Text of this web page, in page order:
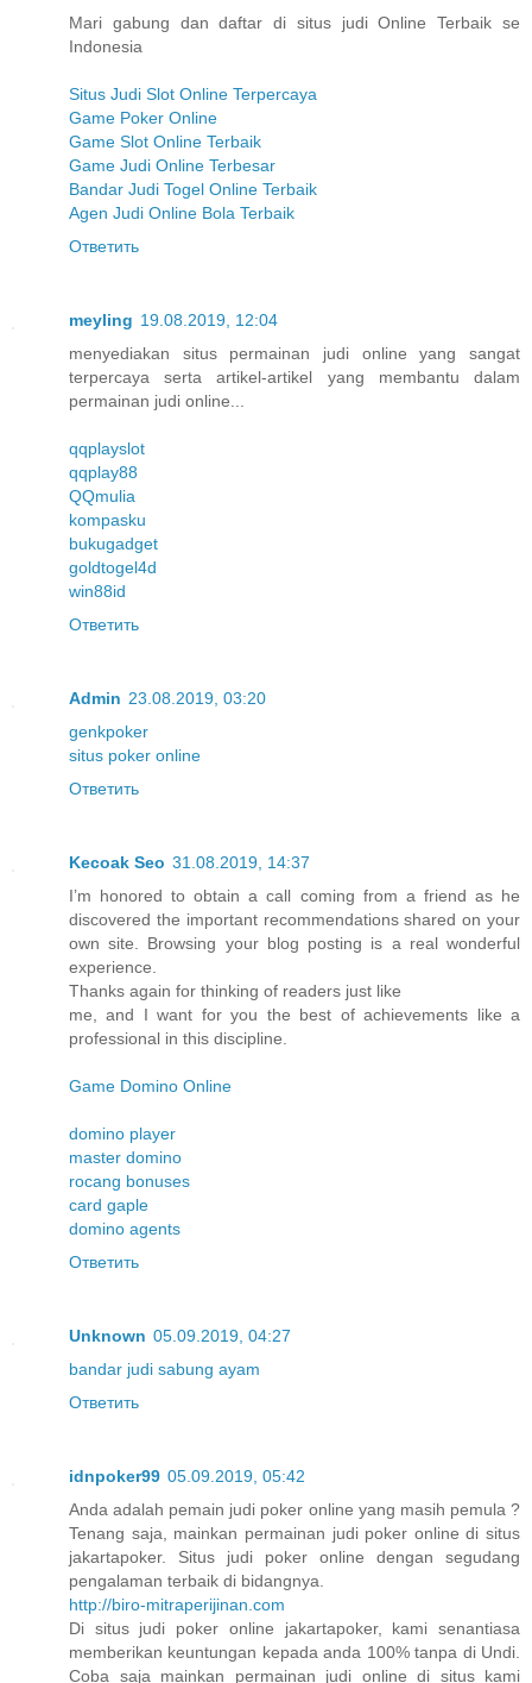
Mari gabung dan daftar di situs judi Online Terbaik se
Indonesia
Situs Judi Slot Online Terpercaya
Game Poker Online
Game Slot Online Terbaik
Game Judi Online Terbesar
Bandar Judi Togel Online Terbaik
Agen Judi Online Bola Terbaik
Ответить
meyling 19.08.2019, 12:04
menyediakan situs permainan judi online yang sangat
terpercaya serta artikel-artikel yang membantu dalam
permainan judi online...
qqplayslot
qqplay88
QQmulia
kompasku
bukugadget
goldtogel4d
win88id
Ответить
Admin 23.08.2019, 03:20
genkpoker
situs poker online
Ответить
Kecoak Seo 31.08.2019, 14:37
I’m honored to obtain a call coming from a friend as he
discovered the important recommendations shared on your
own site. Browsing your blog posting is a real wonderful
experience.
Thanks again for thinking of readers just like
me, and I want for you the best of achievements like a
professional in this discipline.
Game Domino Online
domino player
master domino
rocang bonuses
card gaple
domino agents
Ответить
Unknown 05.09.2019, 04:27
bandar judi sabung ayam
Ответить
idnpoker99 05.09.2019, 05:42
Anda adalah pemain judi poker online yang masih pemula ?
Tenang saja, mainkan permainan judi poker online di situs
jakartapoker. Situs judi poker online dengan segudang
pengalaman terbaik di bidangnya.
http://biro-mitraperijinan.com
Di situs judi poker online jakartapoker, kami senantiasa
memberikan keuntungan kepada anda 100% tanpa di Undi.
Coba saja mainkan permainan judi online di situs kami